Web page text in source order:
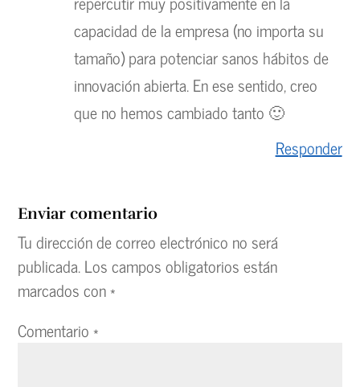
capacidad de la empresa (no importa su
tamaño) para potenciar sanos hábitos de
innovación abierta. En ese sentido, creo
que no hemos cambiado tanto 🙂
Responder
Enviar comentario
Tu dirección de correo electrónico no será
publicada.Los campos obligatorios están
marcados con*
Comentario*